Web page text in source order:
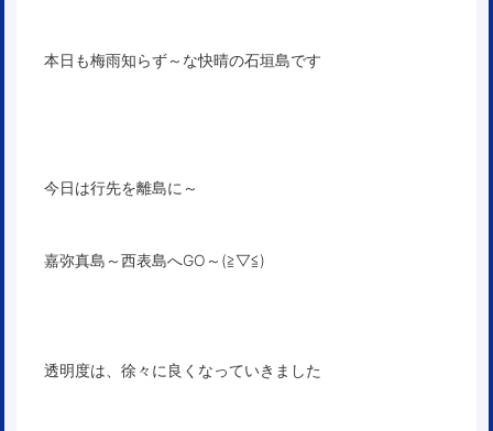
本日も梅雨知らず～な快晴の石垣島です
今日は行先を離島に～
嘉弥真島～西表島へGO～(≧▽≦)
透明度は、徐々に良くなっていきました